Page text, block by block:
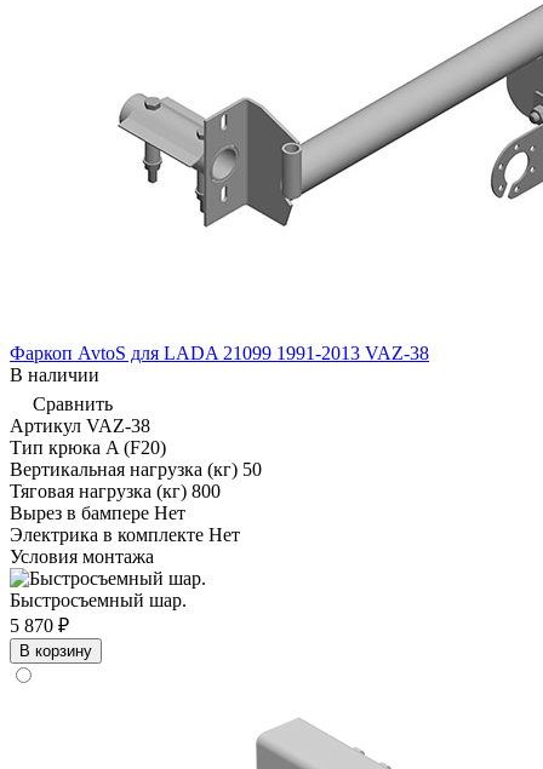
Фаркоп AvtoS для LADA 21099 1991-2013 VAZ-38
В наличии
Сравнить
Артикул VAZ-38
Тип крюка A (F20)
Вертикальная нагрузка (кг) 50
Тяговая нагрузка (кг) 800
Вырез в бампере Нет
Электрика в комплекте Нет
Условия монтажа
Быстросъемный шар.
5 870 ₽
В корзину